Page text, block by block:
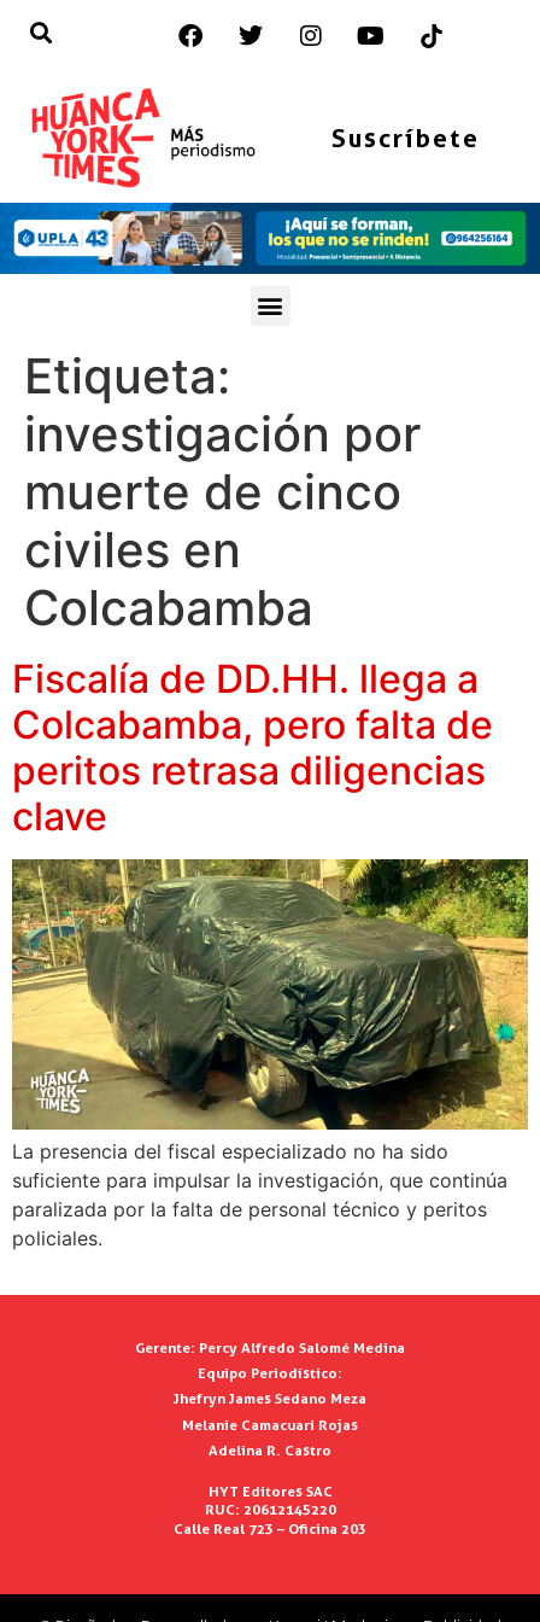
Suscríbete
Etiqueta:
investigación por
muerte de cinco
civiles en
Colcabamba
Fiscalía de DD.HH. llega a
Colcabamba, pero falta de
peritos retrasa diligencias
clave
La presencia del fiscal especializado no ha sido
suficiente para impulsar la investigación, que continúa
paralizada por la falta de personal técnico y peritos
policiales.
Gerente: Percy Alfredo Salomé Medina
Equipo Periodístico:
Jhefryn James Sedano Meza
Melanie Camacuari Rojas
Adelina R. Castro
HYT Editores SAC
RUC: 20612145220
Calle Real 723 – Oficina 203